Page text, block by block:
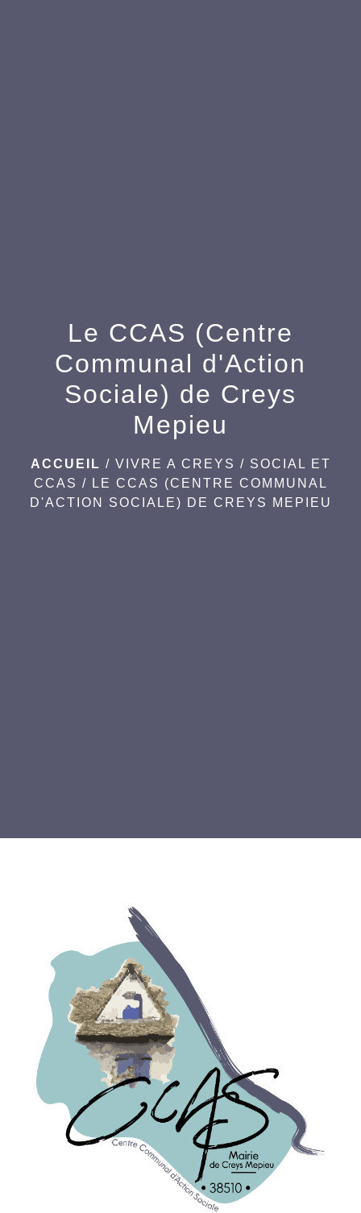
Le CCAS (Centre
Communal d'Action
Sociale) de Creys
Mepieu
ACCUEIL / VIVRE A CREYS / SOCIAL ET
CCAS / LE CCAS (CENTRE COMMUNAL
D'ACTION SOCIALE) DE CREYS MEPIEU